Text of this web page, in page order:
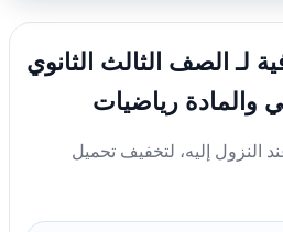
لـ الصف الثالث الثانوي
والمادة رياضيات
النزول إليه، لتخفيف تحميل